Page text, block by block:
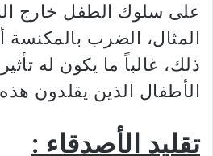
على سلوك الطفل خارج
المثال، الضرب بالمكنسة
ذلك، غالباً ما يكون له
الأطفال الذين يقلدون
تقليد الأصدقاء :